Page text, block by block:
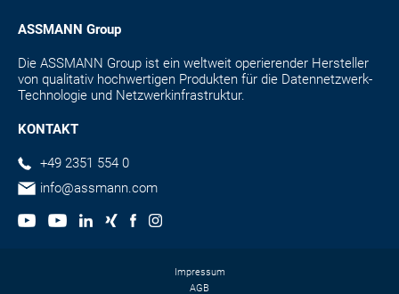
ASSMANN Group
Die ASSMANN Group ist ein weltweit operierender Hersteller
von qualitativ hochwertigen Produkten für die Datennetzwerk-
Technologie und Netzwerkinfrastruktur.
KONTAKT
+49 2351 554 0
info@assmann.com
Impressum
AGB